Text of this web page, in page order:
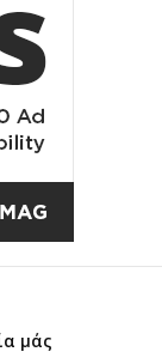
μάς